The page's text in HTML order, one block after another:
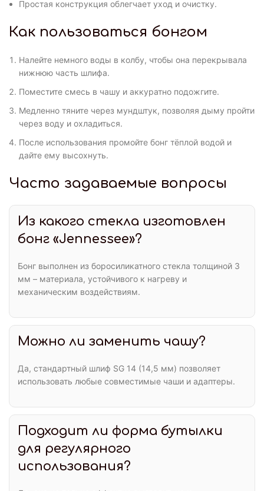
Простая конструкция облегчает уход и очистку.
Как пользоваться бонгом
Налейте немного воды в колбу, чтобы она перекрывала
нижнюю часть шлифа.
Поместите смесь в чашу и аккуратно подожгите.
Медленно тяните через мундштук, позволяя дыму пройти
через воду и охладиться.
После использования промойте бонг тёплой водой и
дайте ему высохнуть.
Часто задаваемые вопросы
Из какого стекла изготовлен
бонг «Jennessee»?
Бонг выполнен из боросиликатного стекла толщиной 3
мм – материала, устойчивого к нагреву и
механическим воздействиям.
Можно ли заменить чашу?
Да, стандартный шлиф SG 14 (14,5 мм) позволяет
использовать любые совместимые чаши и адаптеры.
Подходит ли форма бутылки
для регулярного
использования?